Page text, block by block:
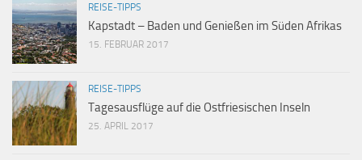
REISE-TIPPS
Kapstadt – Baden und Genießen im Süden Afrikas
15. FEBRUAR 2017
REISE-TIPPS
Tagesausflüge auf die Ostfriesischen Inseln
25. APRIL 2017